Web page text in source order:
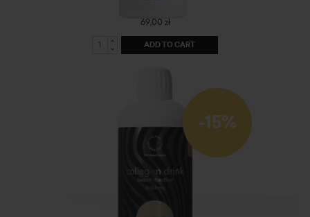
69,00 zł
ADD TO CART
-15%